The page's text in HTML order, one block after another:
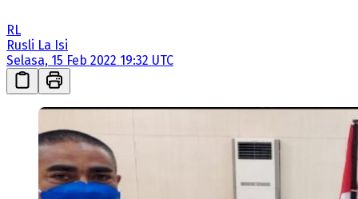
RL
Rusli La Isi
Selasa, 15 Feb 2022 19:32 UTC